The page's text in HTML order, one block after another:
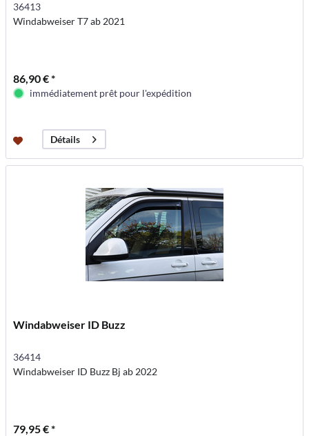
36413
Windabweiser T7 ab 2021
86,90 € *
immédiatement prêt pour l'expédition
Détails
Windabweiser ID Buzz
36414
Windabweiser ID Buzz Bj ab 2022
79,95 € *